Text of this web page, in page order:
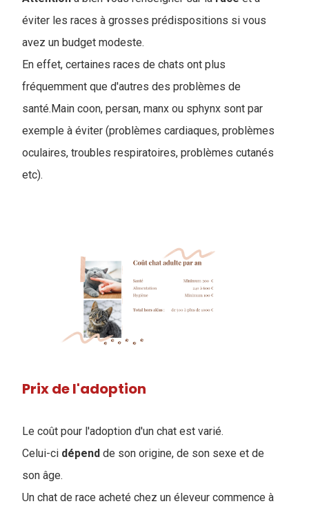
éviter les races à grosses prédispositions si vous
avez un budget modeste.
En effet, certaines races de chats ont plus
fréquemment que d'autres des problèmes de
santé.Main coon, persan, manx ou sphynx sont par
exemple à éviter (problèmes cardiaques, problèmes
oculaires, troubles respiratoires, problèmes cutanés
etc).
Prix de l'adoption
Le coût pour l'adoption d'un chat est varié.
Celui-ci dépend de son origine, de son sexe et de
son âge.
Un chat de race acheté chez un éleveur commence à